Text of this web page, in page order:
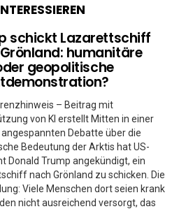
schickt Lazarettschiff
humanitäre
geopolitische
– Beitrag mit
von KI erstellt Mitten in einer
Debatte über die
Bedeutung der Arktis hat US-
Donald Trump angekündigt, ein
nach Grönland zu schicken. Die
Viele Menschen dort seien krank
nicht ausreichend versorgt, das